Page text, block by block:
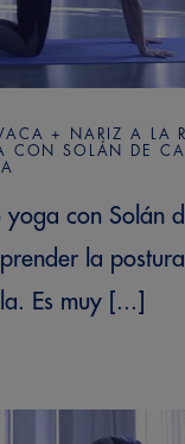
+ NARIZ A LA
CON SOLÁN DE
yoga con Solán
la
Es muy [...]